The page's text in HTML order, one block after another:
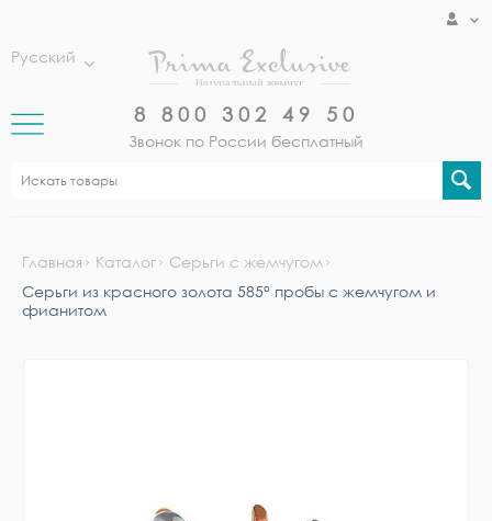
Русский
8 800 302 49 50
Звонок по России бесплатный
Главная Каталог
Серьги с жемчугом
Серьги из красного золота 585° пробы с жемчугом и
фианитом